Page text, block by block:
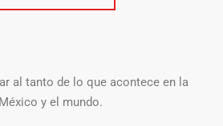
al tanto de lo que acontece en la
y el mundo.